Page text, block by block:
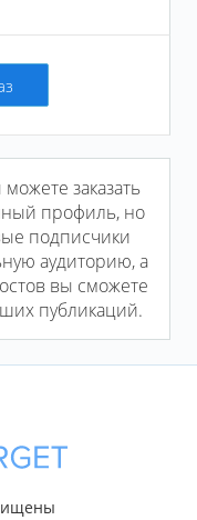
заказать
профиль, но
подписчики
аудиторию, а
вы сможете
публикаций.